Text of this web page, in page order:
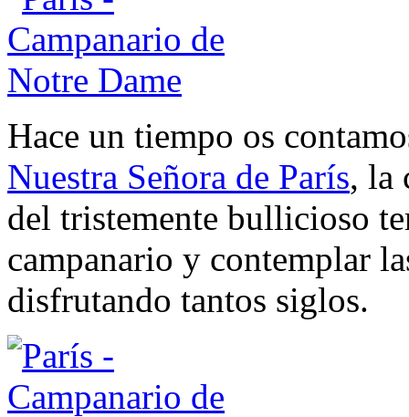
Hace un tiempo os
Nuestra Señora de París, la
del tristemente bullicioso
campanario y contemplar
disfrutando tantos siglos.